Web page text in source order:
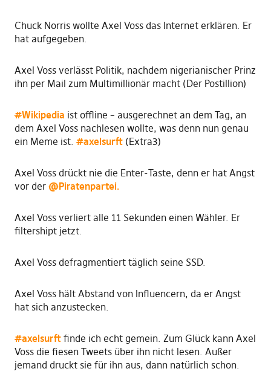
Chuck Norris wollte Axel Voss das Internet erklären. Er
hat aufgegeben.
Axel Voss verlässt Politik, nachdem nigerianischer Prinz
ihn per Mail zum Multimillionär macht (Der Postillion)
#Wikipedia ist offline – ausgerechnet an dem Tag, an
dem Axel Voss nachlesen wollte, was denn nun genau
ein Meme ist.#axelsurft(Extra3)
Axel Voss drückt nie die Enter-Taste, denn er hat Angst
vor der@Piratenpartei.
Axel Voss verliert alle 11 Sekunden einen Wähler. Er
filtershipt jetzt.
Axel Voss defragmentiert täglich seine SSD.
Axel Voss hält Abstand von Influencern, da er Angst
hat sich anzustecken.
#axelsurftfinde ich echt gemein. Zum Glück kann Axel
Voss die fiesen Tweets über ihn nicht lesen. Außer
jemand druckt sie für ihn aus, dann natürlich schon.